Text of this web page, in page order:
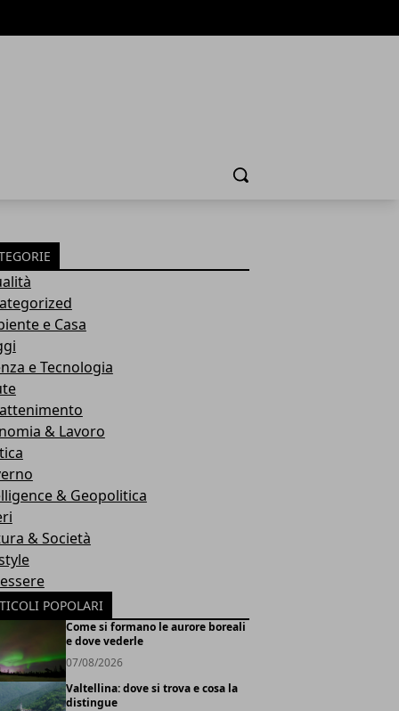
Cerca
e Casa
e Tecnologia
& Lavoro
& Geopolitica
& Società
POPOLARI
Come si formano le aurore boreali
e dove vederle
07/08/2026
Valtellina: dove si trova e cosa la
distingue